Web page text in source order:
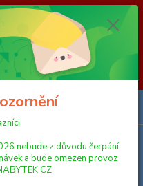
do 23. 8. 2026 nebude z
objednávek a bude omezen
Objednávky přijaté, nebo
v pátek 7. 8. 2026.
7. 8. 2026 do neděle 23. 8.
24. 8. 2026. Děkujeme za
Menu
nebude z důvodu čerpání
a bude omezen provoz